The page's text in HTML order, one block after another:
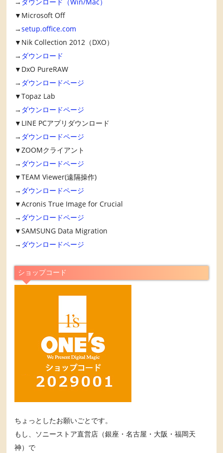
▼Microsoft Off
→setup.office.com
▼Nik Collection 2012（DXO）
→ ダウンロード
▼DxO PureRAW
→ ダウンロードページ
▼Topaz Lab
→ ダウンロードページ
▼LINE PCアプリダウンロード
→ ダウンロードページ
▼ZOOMクライアント
→ ダウンロードページ
▼TEAM Viewer(遠隔操作)
→ ダウンロードページ
▼Acronis True Image for Crucial
→ ダウンロードページ
▼SAMSUNG Data Migration
→ ダウンロードページ
ショップコード
ちょっとしたお願いごとです。
もし、ソニーストア直営店（銀座・名古屋・大阪・福岡天
神）で